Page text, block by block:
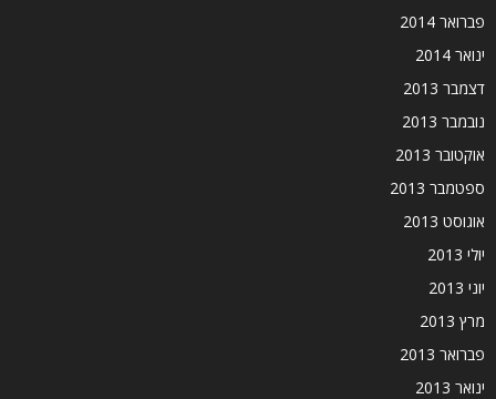
פברואר 2014
ינואר 2014
דצמבר 2013
נובמבר 2013
אוקטובר 2013
ספטמבר 2013
אוגוסט 2013
יולי 2013
יוני 2013
מרץ 2013
פברואר 2013
ינואר 2013